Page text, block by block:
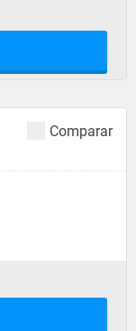
Comparar